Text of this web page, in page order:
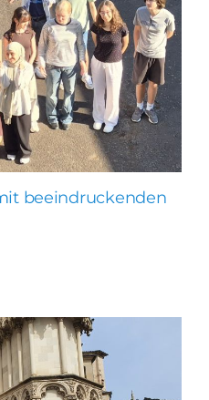
beeindruckenden